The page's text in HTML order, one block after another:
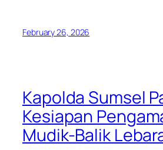
February 26, 2026
Kapolda Sumsel
Kesiapan
Mudik-Balik